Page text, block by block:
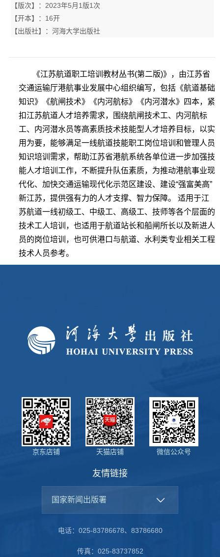
【版次】：2023年5月1版1次
【开本】：16开
【出版社】：河海大学出版社
《江苏航道职工培训教材丛书(第二版)》，由江苏省
交通运输厅港航事业发展中心组织编写，包括《航道基础
知识》《航闸技术》《内河航标》《内河潜水》四本，紧
扣江苏航道人才培养需求，围绕航闸技术工、内河航标
工、内河潜水员等高素质技术技能型人才培养目标，以实
用为要，能够满足一线航道技能职工岗位培训和管理人员
知识培训需求，帮助江苏省港航系统各单位进一步加强技
能人才培训工作，不断提升队伍素质，为推动港航事业现
代化、加快交通运输现代化示范区建设、建设“强富美高”
新江苏，提供强有力的人才支撑、智力保障。 适用于江
苏航道一线初级工、中级工、高级工、技师等各个层面的
技术工人培训，也适用于航道站长和船闸所长以及新进人
员的岗位培训，也可供港口与航道、水利类专业相关工程
技术人员参考。
友情链接
国家新闻出版署
电话：025-83786678、83786680
传真：025-83737852
京东店铺 天猫店铺 微信公众号